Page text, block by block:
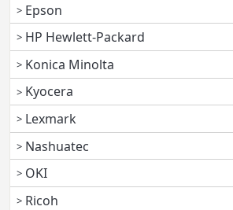
Epson
HP Hewlett-Packard
Konica Minolta
Kyocera
Lexmark
Nashuatec
OKI
Ricoh